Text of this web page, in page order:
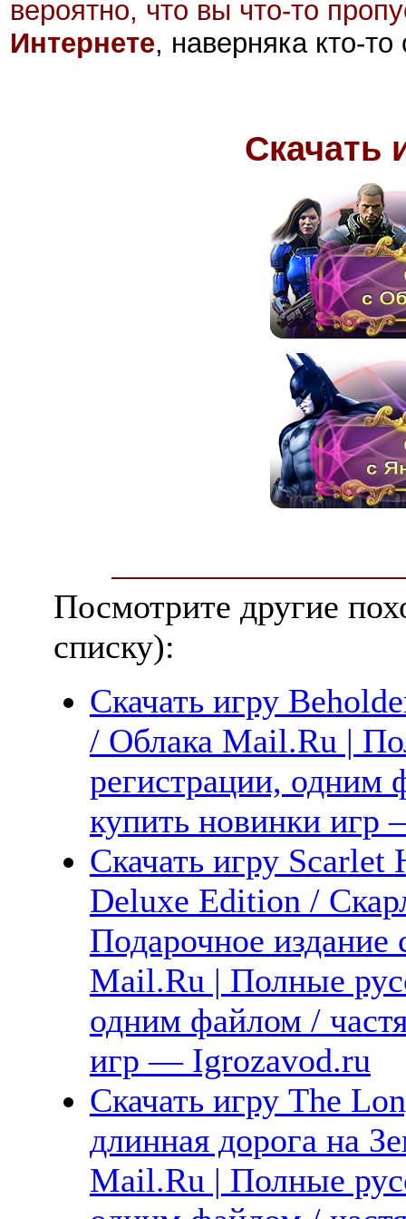
вероятно, что вы что-то
Интернете, наверняка кто-
Скачать
Посмотрите другие
списку):
Скачать игру
/ Облака Mail.Ru |
регистрации, одним
купить новинки
Скачать игру
Deluxe Edition /
Подарочное
Mail.Ru | Полные
одним файлом /
игр — Igrozavod.ru
Скачать игру The
длинная дорога на
Mail.Ru | Полные